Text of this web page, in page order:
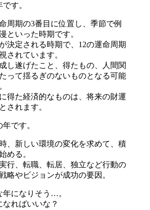
す。
周期の3番目に位置し、季節で例
といった時期です。
決定される時期で、12の運命周期
されています。
し遂げたこと、得たもの、人間関
って揺るぎのないものとなる可能
得た経済的なものは、将来の財運
されます。
です。
、新しい環境の変化を求めて、積
める。
行、転職、転居、独立など行動の
略やビジョンが成功の要因。
年になりそう…。
ればいいな？